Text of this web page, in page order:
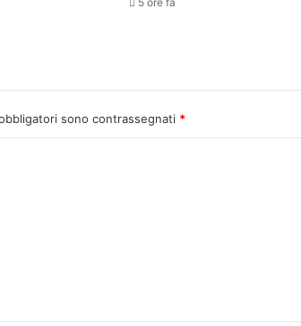
sono contrassegnati *